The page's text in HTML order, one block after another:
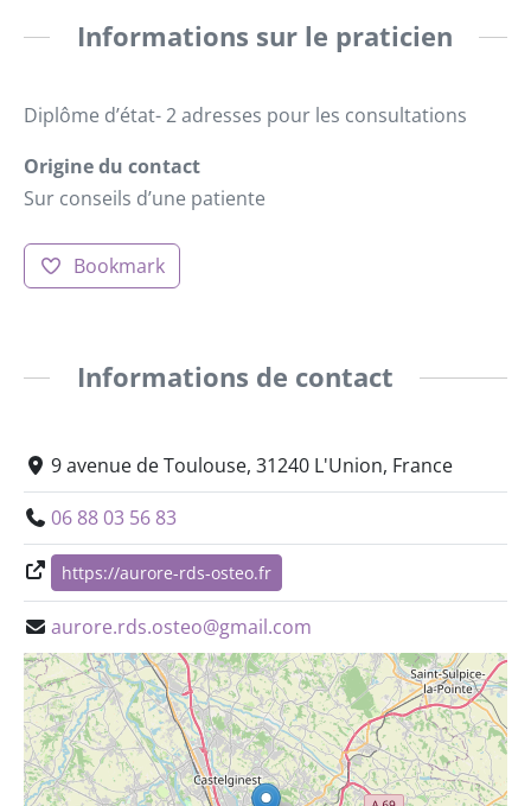
Informations sur le praticien
Diplôme d’état- 2 adresses pour les consultations
Origine du contact
Sur conseils d’une patiente
Bookmark
Informations de contact
9 avenue de Toulouse, 31240 L'Union, France
06 88 03 56 83
https://aurore-rds-osteo.fr
aurore.rds.osteo@gmail.com